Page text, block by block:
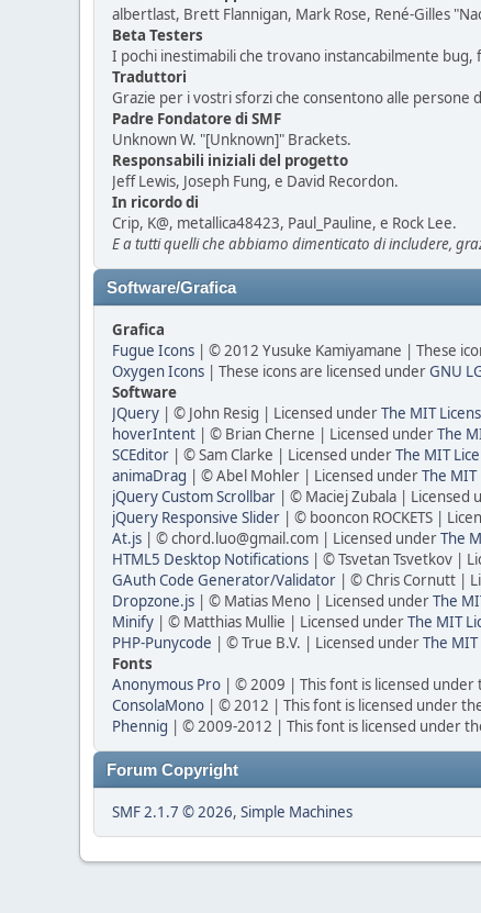
albertlast, Brett Flannigan, Mark Rose, René-Gilles
Beta Testers
I pochi inestimabili che trovano instancabilmente
Traduttori
Grazie per i vostri sforzi che consentono alle persone
Padre Fondatore di SMF
Unknown W. "[Unknown]" Brackets.
Responsabili iniziali del progetto
Jeff Lewis, Joseph Fung, e David Recordon.
In ricordo di
Crip, K@, metallica48423, Paul_Pauline, e Rock Lee.
E a tutti quelli che abbiamo dimenticato di includere,
Software/Grafica
Grafica
Fugue Icons | © 2012 Yusuke Kamiyamane | These
Oxygen Icons | These icons are licensed underGNU
Software
JQuery | © John Resig | Licensed underThe MIT
hoverIntent | © Brian Cherne | Licensed underThe
SCEditor | © Sam Clarke | Licensed underThe MIT
animaDrag | © Abel Mohler | Licensed underThe MIT
jQuery Custom Scrollbar | © Maciej Zubala | Licensed
jQuery Responsive Slider | © booncon ROCKETS |
At.js | © chord.luo@gmail.com | Licensed underThe
HTML5 Desktop Notifications | © Tsvetan Tsvetkov |
GAuth Code Generator/Validator | © Chris Cornutt |
Dropzone.js | © Matias Meno | Licensed underThe
Minify | © Matthias Mullie | Licensed underThe MIT
PHP-Punycode | © True B.V. | Licensed underThe
Fonts
Anonymous Pro | © 2009 | This font is licensed under
ConsolaMono | © 2012 | This font is licensed under
Phennig | © 2009-2012 | This font is licensed under
Forum Copyright
SMF 2.1.7 © 2026, Simple Machines